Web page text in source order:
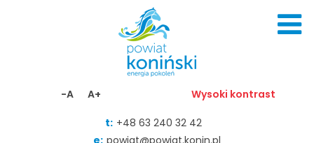
-A A+ Wysoki kontrast
t: +48 63 240 32 42
e: powiat@powiat.konin.pl